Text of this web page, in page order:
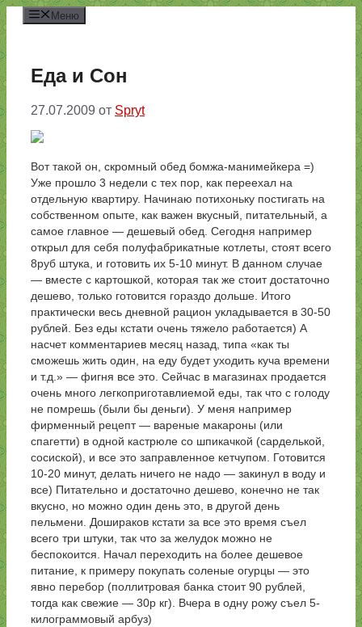
Перейти
к
содержимому
Меню
Еда и Сон
27.07.2009 от Spryt
Вот такой он, скромный обед бомжа-манимейкера =)
Уже прошло 3 недели с тех пор, как переехал на
отдельную квартиру. Начинаю потихоньку постигать на
собственном опыте, как важен вкусный, питательный, а
самое главное — дешевый обед. Сегодня например
открыл для себя полуфабрикатные котлеты, стоят всего
8руб штука, и готовить их 5-10 минут. В данном случае
— вместе с картошкой, которая так же стоит достаточно
дешево, только готовится гораздо дольше. Итого
практически весь дневной рацион укладывается в 30-50
рублей. Без еды кстати очень тяжело работается) А
насчет комментариев месяц назад, типа «как ты
сможешь жить один, на еду будет уходить куча времени
и т.д.» — фигня все это. Сейчас в магазинах продается
очень много легкоприготавлиемой еды, так что с голоду
не помрешь (были бы деньги). У меня например
фирменный рецепт — вареные макароны (или
спагетти) в одной кастрюле со шпикачкой (сарделькой,
сосиской), и все это заправленное кетчупом. Готовится
10-20 минут, делать ничего не надо — закинул в воду и
все) Питательно и достаточно дешево, конечно не так
вкусно, но можно один день это, в другой день
пельмени. Дошираков кстати за все это время съел
всего три штуки, так что за желудок можно не
беспокоится. Начал переходить на более дешевое
питание, к примеру покупать соленые огурцы — это
явно перебор (поллитровая банка стоит 90 рублей,
тогда как свежие — 30р кг). Вчера в одну рожу съел 5-
килограммовый арбуз)